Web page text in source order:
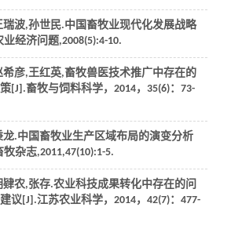
瑞波,孙世民.中国畜牧业现代化发展战略
业经济问题,2008(5):4-10.
希彦,王红英,畜牧兽医技术推广中存在的
[J].畜牧与饲料科学， 2014， 35(6)：73-
龙.中国畜牧业生产区域布局的演变分析
牧杂志,2011,47(10):1-5.
肄农,张存.农业科技成果转化中存在的问
议[J].江苏农业科学， 2014， 42(7)：477-